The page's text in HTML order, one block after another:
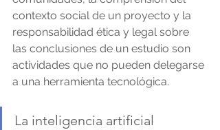
contexto social de un proyecto y la
responsabilidad ética y legal sobre
las conclusiones de un estudio son
actividades que no pueden delegarse
a una herramienta tecnológica.
La inteligencia artificial